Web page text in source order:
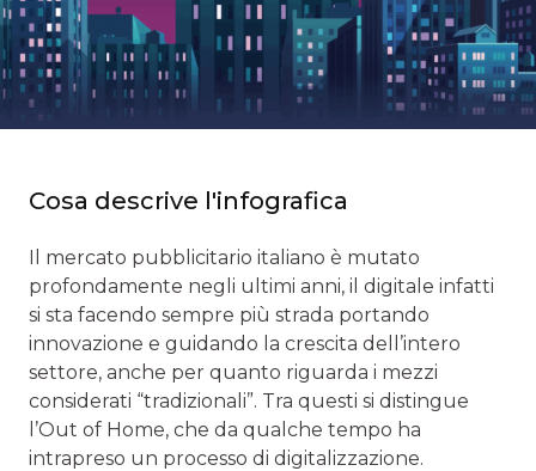
Cosa descrive l'infografica
Il mercato pubblicitario italiano è mutato
profondamente negli ultimi anni, il digitale infatti
si sta facendo sempre più strada portando
innovazione e guidando la crescita dell’intero
settore, anche per quanto riguarda i mezzi
considerati “tradizionali”. Tra questi si distingue
l’Out of Home, che da qualche tempo ha
intrapreso un processo di digitalizzazione.